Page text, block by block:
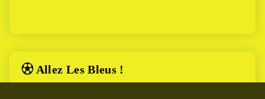
⚽︎ Allez Les Bleus !